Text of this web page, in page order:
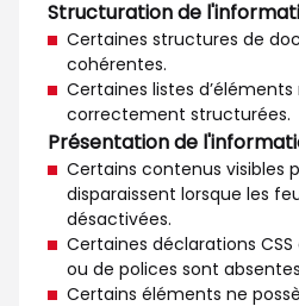
Structuration de
Certaines structures de
cohérentes.
Certaines listes
correctement structurées.
Présentation de
Certains contenus visibles
disparaissent lorsque les
désactivées.
Certaines déclarations
ou de polices sont
Certains éléments ne